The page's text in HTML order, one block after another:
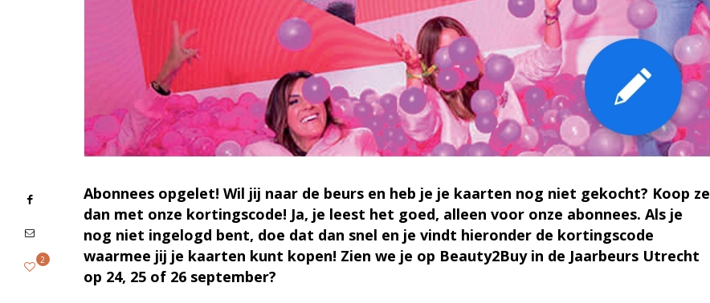
Abonnees opgelet! Wil jij naar de beurs en heb je je kaarten nog niet gekocht? Koop ze
dan met onze kortingscode! Ja, je leest het goed, alleen voor onze abonnees. Als je
nog niet ingelogd bent, doe dat dan snel en je vindt hieronder de kortingscode
waarmee jij je kaarten kunt kopen! Zien we je op Beauty2Buy in de Jaarbeurs Utrecht
op 24, 25 of 26 september?
2